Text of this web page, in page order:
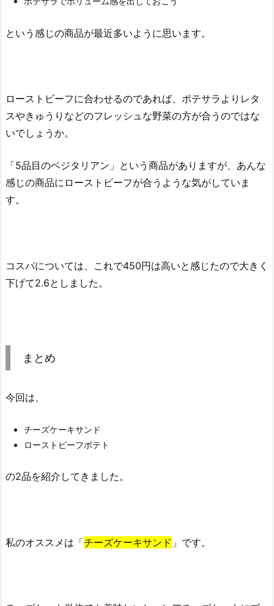
という感じの商品が最近多いように思います。
ローストビーフに合わせるのであれば、ポテサラよりレタ
スやきゅうりなどのフレッシュな野菜の方が合うのではな
いでしょうか。
「5品目のベジタリアン」という商品がありますが、あんな
感じの商品にローストビーフが合うような気がしていま
す。
コスパについては、これで450円は高いと感じたので大きく
下げて2.6としました。
まとめ
今回は、
チーズケーキサンド
ローストビーフポテト
の2品を紹介してきました。
私のオススメは「チーズケーキサンド 」です。